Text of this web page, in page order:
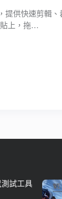
提供快速剪輯
上，拖…
試工具